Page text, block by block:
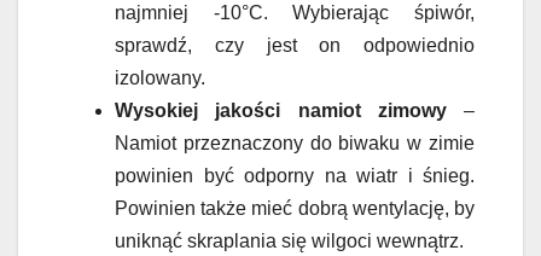
najmniej -10°C. Wybierając śpiwór,
sprawdź, czy jest on odpowiednio
izolowany.
Wysokiej jakości namiot zimowy–
Namiot przeznaczony do biwaku w zimie
powinien być odporny na wiatr i śnieg.
Powinien także mieć dobrą wentylację, by
uniknąć skraplania się wilgoci wewnątrz.